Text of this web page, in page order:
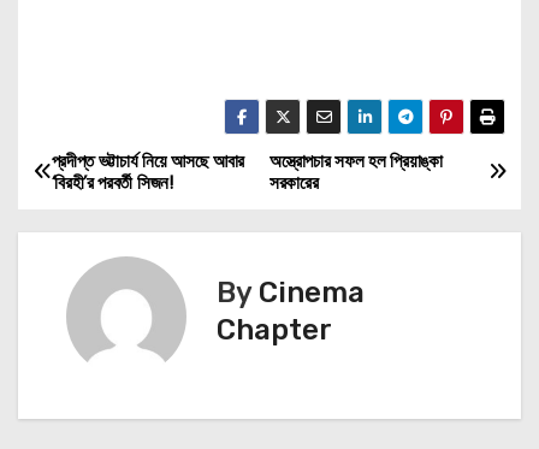
P
o
a
অস্ত্রোপচার সফল হল প্রিয়াঙ্কা
সরকারের
প্রদীপ্ত ভট্টাচার্য নিয়ে আসছে আবার
‘বিরহী’র পরবর্তী সিজন!
By Cinema
Chapter